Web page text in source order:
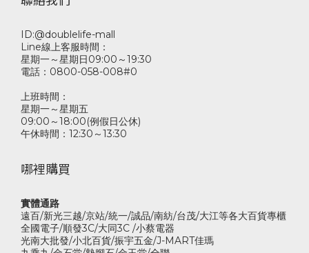
ID:@doublelife-mall
Line線上客服時間：
星期一～星期日09:00～19:30
電話：0800-058-008#0
上班時間：
星期一～星期五
09:00～18:00(例假日公休)
午休時間：12:30～13:30
哪裡購買
實體通路
遠百/新光三越/京站/統一/誠品/南紡/台茂/大江等各大百貨專櫃
全國電子/順發3C/大同3C /小蔡電器
光南大批發/小北百貨/振宇五金/J-MART佳瑪